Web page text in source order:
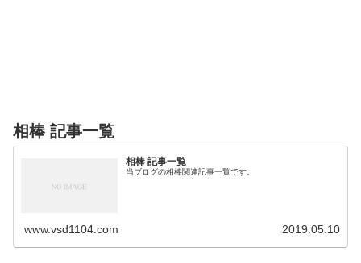
相棒 記事一覧
相棒 記事一覧
当ブログの相棒関連記事一覧です。
www.vsd1104.com 2019.05.10